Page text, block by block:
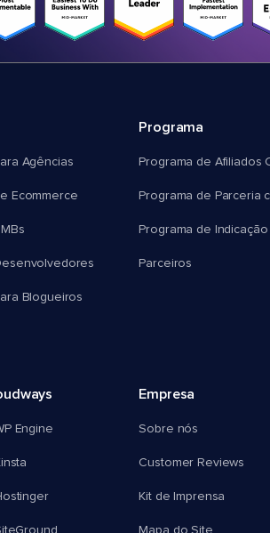
Agências
Ecommerce
Blogueiros
Programa
Programa de Afiliados
Programa de Parceria
Programa de
Parceiros
Engine
Empresa
Sobre nós
Customer Reviews
Kit de Imprensa